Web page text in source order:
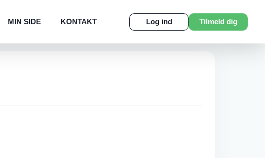
MIN SIDE KONTAKT Log ind Tilmeld dig